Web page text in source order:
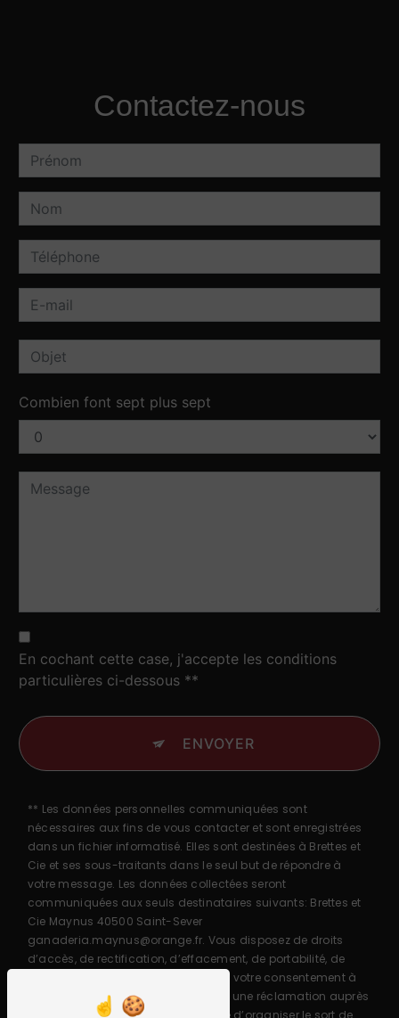
Contactez-nous
Combien font sept plus sept
En cochant cette case, j'accepte les conditions
particulières ci-dessous **
ENVOYER
** Les données personnelles communiquées sont
nécessaires aux fins de vous contacter et sont enregistrées
dans un fichier informatisé. Elles sont destinées à Brettes et
Cie et ses sous-traitants dans le seul but de répondre à
votre message. Les données collectées seront
communiquées aux seuls destinataires suivants: Brettes et
Cie Maynus 40500 Saint-Sever
ganaderia.maynus@orange.fr. Vous disposez de droits
d’accès, de rectification, d’effacement, de portabilité, de
limitation, d’opposition, de retrait de votre consentement à
tout moment et du droit d’introduire une réclamation auprès